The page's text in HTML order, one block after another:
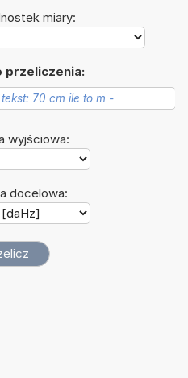
miary:
przeliczenia:
wyjściowa:
docelowa: